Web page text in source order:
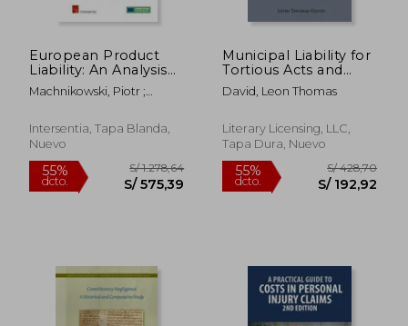
European Product
Liability: An Analysis
of the State of the Art
in the Era of New
Inglés)
Machnikowski, Piotr ;
European ; Machnikowski,
Piotr
Intersentia, Tapa Blanda,
Nuevo
Municipal Liability for
Tortious Acts and
Omissions: With
Particular Reference
State of California (en
Inglés)
David, Leon Thomas
Literary Licensing, LLC,
Tapa Dura, Nuevo